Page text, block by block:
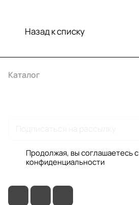
Назад к списку
Каталог
Продолжая, вы соглашаетесь с
конфиденциальности